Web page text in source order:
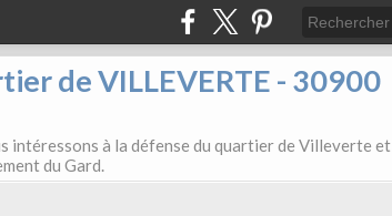
de VILLEVERTE - 30900
intéressons à la défense du quartier de Villeverte et
du Gard.